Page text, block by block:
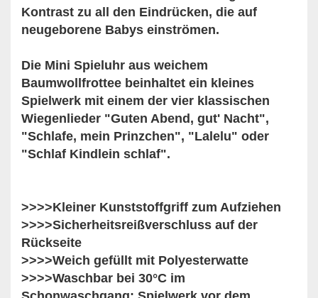
Kontrast zu all den Eindrücken, die auf
neugeborene Babys einströmen.
Die Mini Spieluhr aus weichem
Baumwollfrottee beinhaltet ein kleines
Spielwerk mit einem der vier klassischen
Wiegenlieder "Guten Abend, gut' Nacht",
"Schlafe, mein Prinzchen", "Lalelu" oder
"Schlaf Kindlein schlaf".
>>>>Kleiner Kunststoffgriff zum Aufziehen
>>>>Sicherheitsreißverschluss auf der
Rückseite
>>>>Weich gefüllt mit Polyesterwatte
>>>>Waschbar bei 30°C im